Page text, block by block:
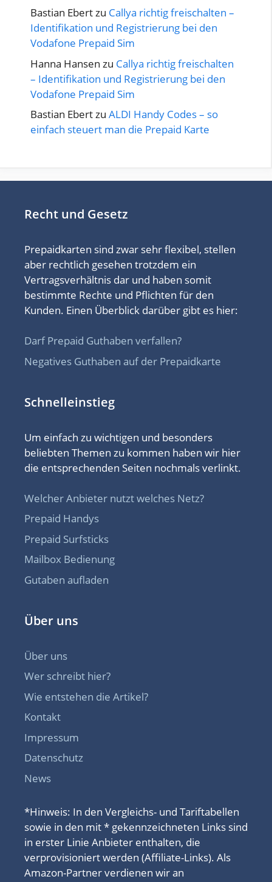
Bastian Ebertzu Callya richtig freischalten –
Identifikation und Registrierung bei den
Vodafone Prepaid Sim
Hanna Hansen zu Callya richtig freischalten
– Identifikation und Registrierung bei den
Vodafone Prepaid Sim
Bastian Ebertzu ALDI Handy Codes – so
einfach steuert man die Prepaid Karte
Recht und Gesetz
Prepaidkarten sind zwar sehr flexibel, stellen
aber rechtlich gesehen trotzdem ein
Vertragsverhältnis dar und haben somit
bestimmte Rechte und Pflichten für den
Kunden. Einen Überblick darüber gibt es hier:
Darf Prepaid Guthaben verfallen?
Negatives Guthaben auf der Prepaidkarte
Schnelleinstieg
Um einfach zu wichtigen und besonders
beliebten Themen zu kommen haben wir hier
die entsprechenden Seiten nochmals verlinkt.
Welcher Anbieter nutzt welches Netz?
Prepaid Handys
Prepaid Surfsticks
Mailbox Bedienung
Gutaben aufladen
Über uns
Über uns
Wer schreibt hier?
Wie entstehen die Artikel?
Kontakt
Impressum
Datenschutz
News
*Hinweis: In den Vergleichs- und Tariftabellen
sowie in den mit * gekennzeichneten Links sind
in erster Linie Anbieter enthalten, die
verprovisioniert werden (Affiliate-Links). Als
Amazon-Partner verdienen wir an